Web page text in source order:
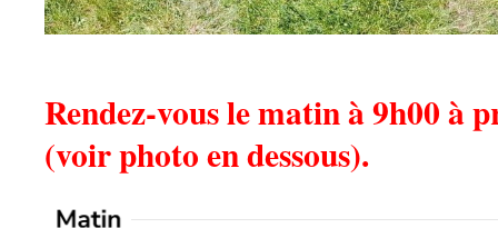
Rendez-vous le matin à 9h00 à
(voir photo en dessous).